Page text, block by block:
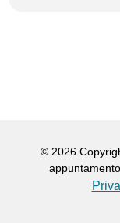
© 2026